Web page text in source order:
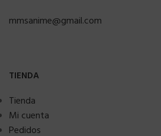
mmsanime@gmail.com
TIENDA
Tienda
Mi cuenta
Pedidos